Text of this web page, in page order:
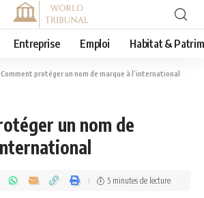
Entreprise Emploi Habitat &
Comment protéger un nom de marque à l’international
un nom de
5 minutes de lecture